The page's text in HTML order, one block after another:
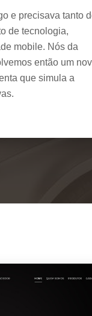
e precisava tanto
de tecnologia,
mobile. Nós da
então um
que simula a